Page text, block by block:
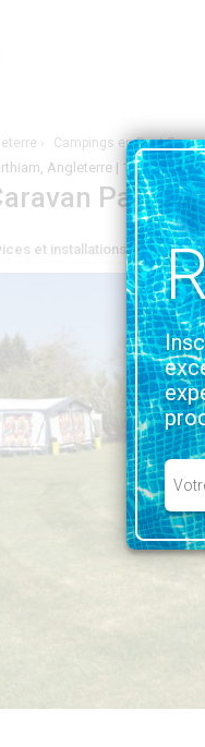
Campings en East
Angleterre | 1.9KM DE
Park
et installations